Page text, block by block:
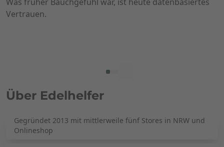
Vertrauen.
Über Edelhelfer
Gegründet 2013 mit mittlerweile fünf Stores in NRW und
Onlineshop